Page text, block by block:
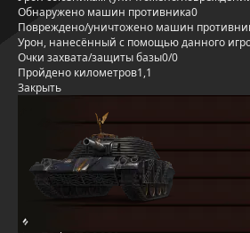
Обнаружено машин противника0
Повреждено/уничтожено машин
Урон, нанесённый с помощью данного
Очки захвата/защиты базы0/0
Пройдено километров1,1
Закрыть